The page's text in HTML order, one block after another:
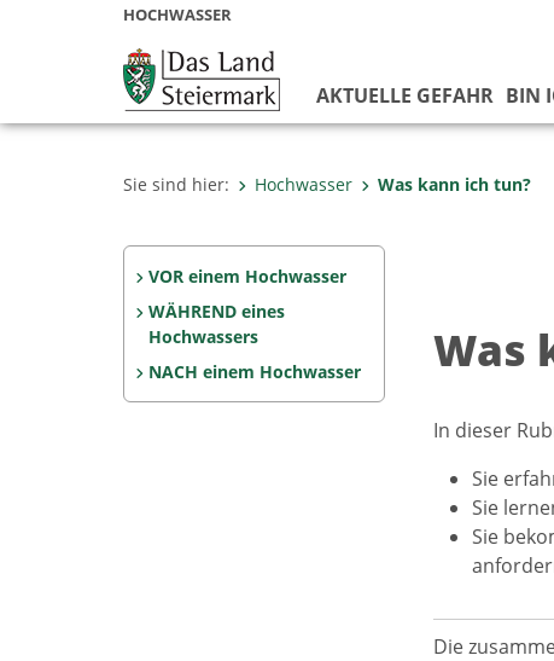
HOCHWASSER
AKTUELLE GEFAHR BIN
Sie sind hier: Hochwasser Was kann ich tun?
VOR einem Hochwasser
WÄHREND eines
Hochwassers
NACH einem Hochwasser
Was
In dieser
Sie
Sie
Sie
Die